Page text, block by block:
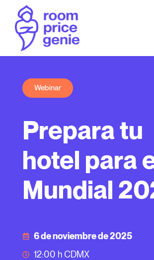
Webinar
Prepara tu
hotel para
Mundial
6 de noviembre de 2025
12:00 h CDMX